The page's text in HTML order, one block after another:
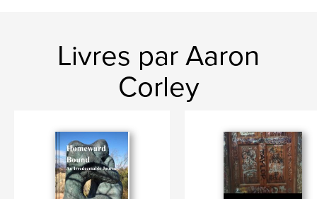
Livres par Aaron
Corley